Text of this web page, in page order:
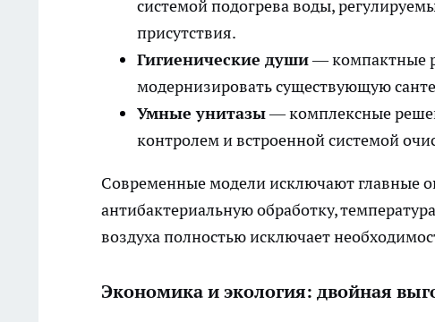
системой подогрева воды,
присутствия.
Гигиенические души— компактные
модернизировать существующую
Умные унитазы— комплексные
контролем и встроенной системой
Современные модели исключают главные
антибактериальную обработку,
воздуха полностью исключает
Экономика и экология: двойная